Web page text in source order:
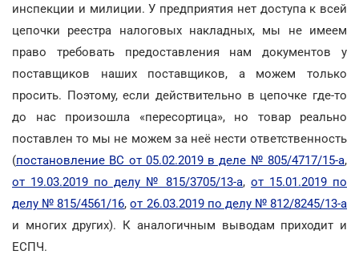
инспекции и милиции. У предприятия нет доступа к всей
цепочки реестра налоговых накладных, мы не имеем
право требовать предоставления нам документов у
поставщиков наших поставщиков, а можем только
просить. Поэтому, если действительно в цепочке где-то
до нас произошла «пересортица», но товар реально
поставлен то мы не можем за неё нести ответственность
(постановление ВС от 05.02.2019 в деле № 805/4717/15-а,
от 19.03.2019 по делу № 815/3705/13-а, от 15.01.2019 по
делу № 815/4561/16,от 26.03.2019 по делу № 812/8245/13-а
и многих других). К аналогичным выводам приходит и
ЕСПЧ.